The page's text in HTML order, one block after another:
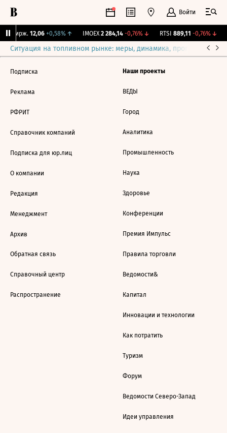
Войти
Бирж. 12,06 +0,58%↑ IMOEX 2 284,14 -0,76%↓ RTSI 889,11 -0,76%↓
Ситуация на топливном рынке: меры, динамика, прогнозы
Подписка
Реклама
РФРИТ
Справочник компаний
Подписка для юр.лиц
О компании
Редакция
Менеджмент
Архив
Обратная связь
Справочный центр
Распространение
Наши проекты
ВЕДЫ
Город
Аналитика
Промышленность
Наука
Здоровье
Конференции
Премия Импульс
Правила торговли
Ведомости&
Капитал
Инновации и технологии
Как потратить
Туризм
Форум
Ведомости Северо-Запад
Идеи управления